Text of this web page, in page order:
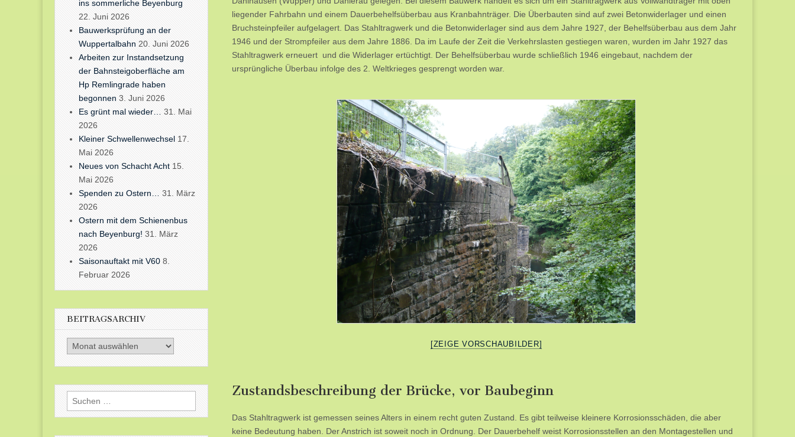
liegender Fahrbahn und einem Dauerbehelfsüberbau aus Kranbahnträger. Die Überbauten sind auf zwei Betonwiderlager und einen
Bruchsteinpfeiler aufgelagert. Das Stahltragwerk und die Betonwiderlager sind aus dem Jahre 1927, der Behelfsüberbau aus dem Jahr
1946 und der Strompfeiler aus dem Jahre 1886. Da im Laufe der Zeit die Verkehrslasten gestiegen waren, wurden im Jahr 1927 das
Stahltragwerk erneuert und die Widerlager ertüchtigt. Der Behelfsüberbau wurde schließlich 1946 eingebaut, nachdem der
ursprüngliche Überbau infolge des 2. Weltkrieges gesprengt worden war.
[ZEIGE VORSCHAUBILDER]
Zustandsbeschreibung der Brücke, vor Baubeginn
Das Stahltragwerk ist gemessen seines Alters in einem recht guten Zustand. Es gibt teilweise kleinere Korrosionsschäden, die aber
keine Bedeutung haben. Der Anstrich ist soweit noch in Ordnung. Der Dauerbehelf weist Korrosionsstellen an den Montagestellen und
ins sommerliche Beyenburg
22. Juni 2026
Bauwerksprüfung an der
Wuppertalbahn 20. Juni 2026
Arbeiten zur Instandsetzung
der Bahnsteigoberfläche am
Hp Remlingrade haben
begonnen 3. Juni 2026
Es grünt mal wieder…
31. Mai
2026
Kleiner Schwellenwechsel 17.
Mai 2026
Neues von Schacht Acht 15.
Mai 2026
Spenden zu Ostern…
31. März
2026
Ostern mit dem Schienenbus
nach Beyenburg! 31. März
2026
Saisonauftakt mit V60 8.
Februar 2026
BEITRAGSARCHIV
Beitragsarchiv
Suchen
nach: